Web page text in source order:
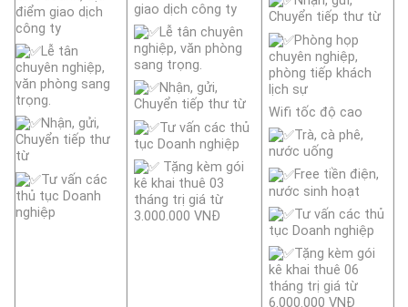
điểm giao dịch
công ty
Lễ tân
chuyên nghiệp,
văn phòng sang
trọng.
Nhận, gửi,
Chuyển tiếp thư
từ
Tư vấn các
thủ tục Doanh
nghiệp
giao dịch công ty
Lễ tân chuyên
nghiệp, văn phòng
sang trọng.
Nhận, gửi,
Chuyển tiếp thư từ
Tư vấn các thủ
tục Doanh nghiệp
Tặng kèm gói
kê khai thuê 03
tháng trị giá từ
3.000.000 VNĐ
Chuyển tiếp thư từ
Phòng họp
chuyên nghiệp,
phòng tiếp khách
lịch sự
Wifi tốc độ cao
Trà, cà phê,
nước uống
Free tiền điện,
nước sinh hoạt
Tư vấn các thủ
tục Doanh nghiệp
Tặng kèm gói
kê khai thuê 06
tháng trị giá từ
6.000.000 VNĐ